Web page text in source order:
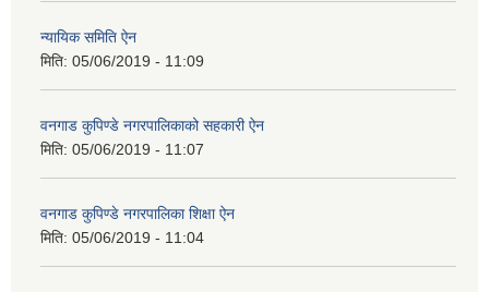
न्यायिक समिति ऐन
मिति: 05/06/2019 - 11:09
वनगाड कुपिण्डे नगरपालिकाको सहकारी ऐन
मिति: 05/06/2019 - 11:07
वनगाड कुपिण्डे नगरपालिका शिक्षा ऐन
मिति: 05/06/2019 - 11:04